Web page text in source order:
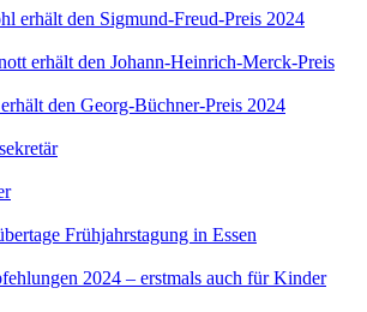
erhält den Sigmund-Freud-Preis 2024
erhält den Johann-Heinrich-Merck-Preis
den Georg-Büchner-Preis 2024
Frühjahrstagung in Essen
2024 – erstmals auch für Kinder